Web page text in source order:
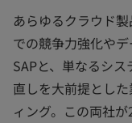
あらゆるクラウド
での競争力強化や
SAPと、単なるシ
直しを大前提とし
ィング。この両社